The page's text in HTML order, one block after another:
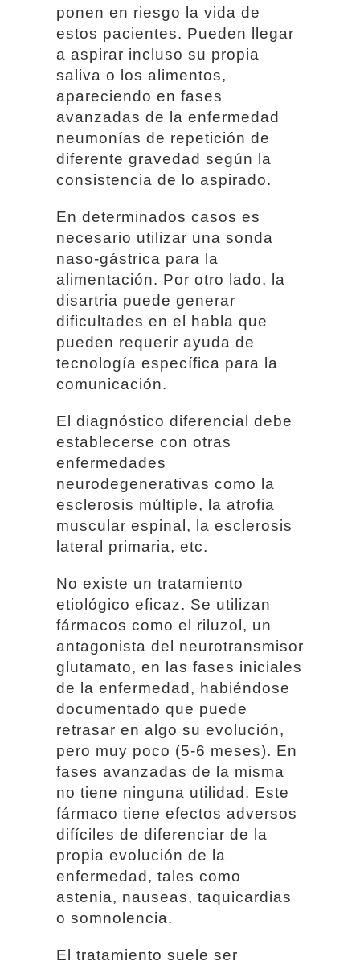
ponen en riesgo la vida de
estos pacientes. Pueden llegar
a aspirar incluso su propia
saliva o los alimentos,
apareciendo en fases
avanzadas de la enfermedad
neumonías de repetición de
diferente gravedad según la
consistencia de lo aspirado.
En determinados casos es
necesario utilizar una sonda
naso-gástrica para la
alimentación. Por otro lado, la
disartria puede generar
dificultades en el habla que
pueden requerir ayuda de
tecnología específica para la
comunicación.
El diagnóstico diferencial debe
establecerse con otras
enfermedades
neurodegenerativas como la
esclerosis múltiple, la atrofia
muscular espinal, la esclerosis
lateral primaria, etc.
No existe un tratamiento
etiológico eficaz. Se utilizan
fármacos como el riluzol, un
antagonista del neurotransmisor
glutamato, en las fases iniciales
de la enfermedad, habiéndose
documentado que puede
retrasar en algo su evolución,
pero muy poco (5-6 meses). En
fases avanzadas de la misma
no tiene ninguna utilidad. Este
fármaco tiene efectos adversos
difíciles de diferenciar de la
propia evolución de la
enfermedad, tales como
astenia, nauseas, taquicardias
o somnolencia.
El tratamiento suele ser